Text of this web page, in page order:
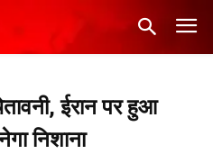
ईरान पर हुआ
निशाना